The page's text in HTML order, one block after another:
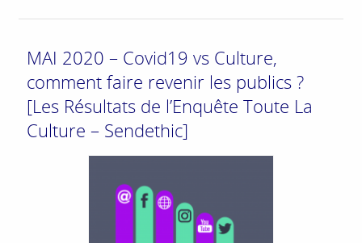
MAI 2020 – Covid19 vs Culture,
comment faire revenir les publics ?
[Les Résultats de l’Enquête Toute La
Culture – Sendethic]